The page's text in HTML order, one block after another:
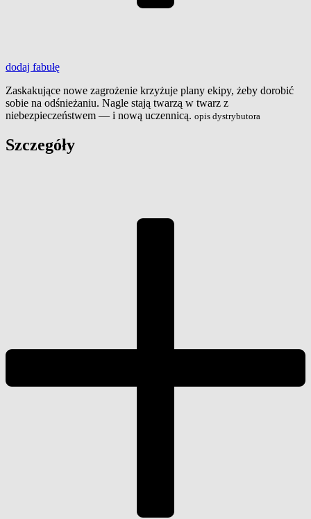
dodaj fabułę
Zaskakujące nowe zagrożenie krzyżuje plany ekipy, żeby dorobić
sobie na odśnieżaniu. Nagle stają twarzą w twarz z
niebezpieczeństwem — i nową uczennicą. opis dystrybutora
Szczegóły